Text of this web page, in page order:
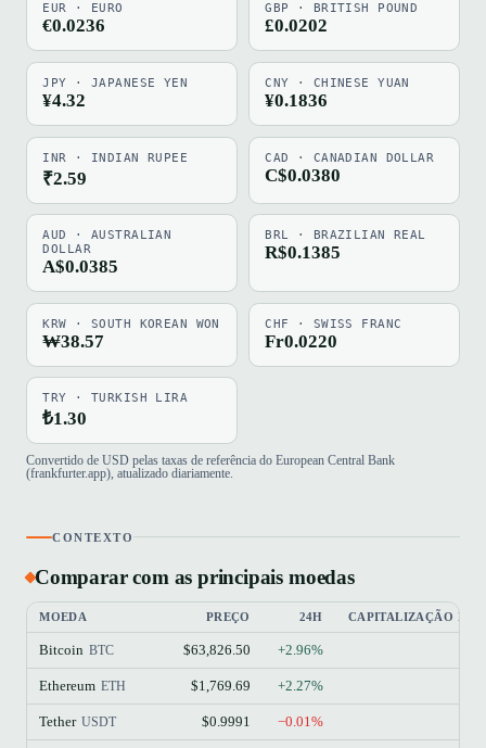
EUR · EURO
€0.0236
GBP · BRITISH POUND
£0.0202
JPY · JAPANESE YEN
¥4.32
CNY · CHINESE YUAN
¥0.1836
INR · INDIAN RUPEE
₹2.59
CAD · CANADIAN DOLLAR
C$0.0380
AUD · AUSTRALIAN
DOLLAR
A$0.0385
BRL · BRAZILIAN REAL
R$0.1385
KRW · SOUTH KOREAN WON
₩38.57
CHF · SWISS FRANC
Fr0.0220
TRY · TURKISH LIRA
₺1.30
Convertido de USD pelas taxas de referência do European Central Bank
(frankfurter.app), atualizado diariamente.
CONTEXTO
Comparar com as principais moedas
MOEDA PREÇO 24H CAPITALIZAÇÃO DE
Bitcoin BTC $63,826.50 +2.96%
Ethereum ETH $1,769.69 +2.27%
Tether USDT $0.9991 −0.01%